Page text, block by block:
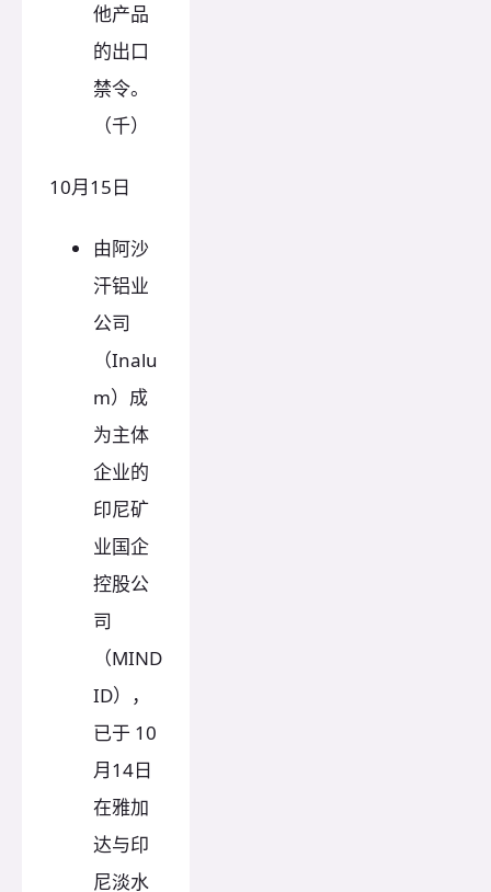
他产品
的出口
禁令。
（千）
10月15日
由阿沙
汗铝业
公司
（Inalu
m）成
为主体
企业的
印尼矿
业国企
控股公
司
（MIND
ID），
已于 10
月14日
在雅加
达与印
尼淡水